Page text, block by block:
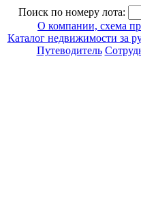
Поиск по номеру лота:
О компании, схема
Каталог недвижимости за
Путеводитель